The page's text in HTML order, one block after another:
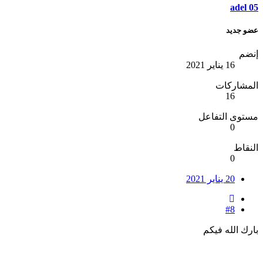
adel 05
عضو جديد
إنضم
16 يناير 2021
المشاركات
16
مستوى التفاعل
0
النقاط
0
20 يناير 2021
#8
بارك الله فيكم